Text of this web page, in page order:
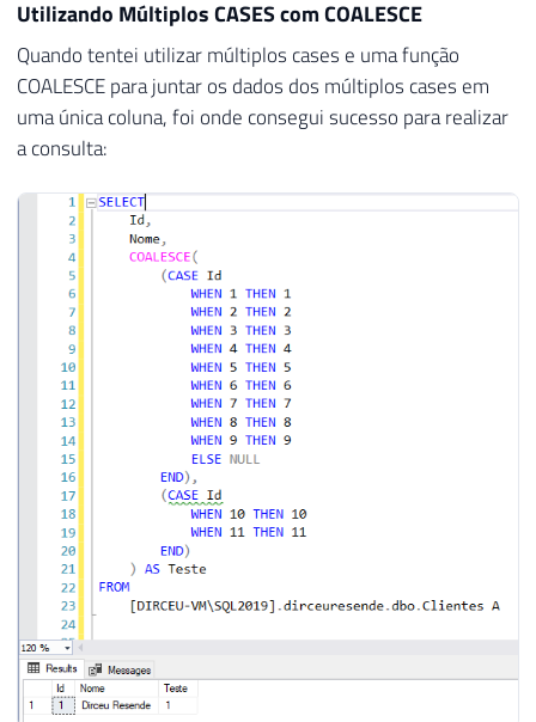
Utilizando Múltiplos CASES com COALESCE
Quando tentei utilizar múltiplos cases e uma função
COALESCE para juntar os dados dos múltiplos cases em
uma única coluna, foi onde consegui sucesso para realizar
a consulta: